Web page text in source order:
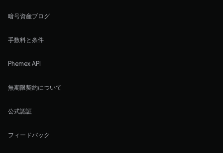
暗号資産ブログ
手数料と条件
Phemex API
無期限契約について
公式認証
フィードバック